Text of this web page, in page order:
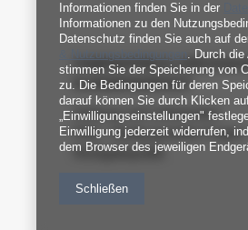
FABRIKPREIS-
UNDENDIENST
Zahlung und Lieferkosten
FAQ - Häufig gestellte Fragen
Rückgabepolitik
Informationen finden Sie in der
Informationen zu den
Datenschutz finden Sie auch auf
& Nutzungsbedingungen . Durch die
stimmen Sie der Speicherung von
zu. Die Bedingungen für deren
darauf können Sie durch Klicken
„Einwilligungseinstellungen"
Einwilligung jederzeit widerrufen,
dem Browser des jeweiligen
Schließen